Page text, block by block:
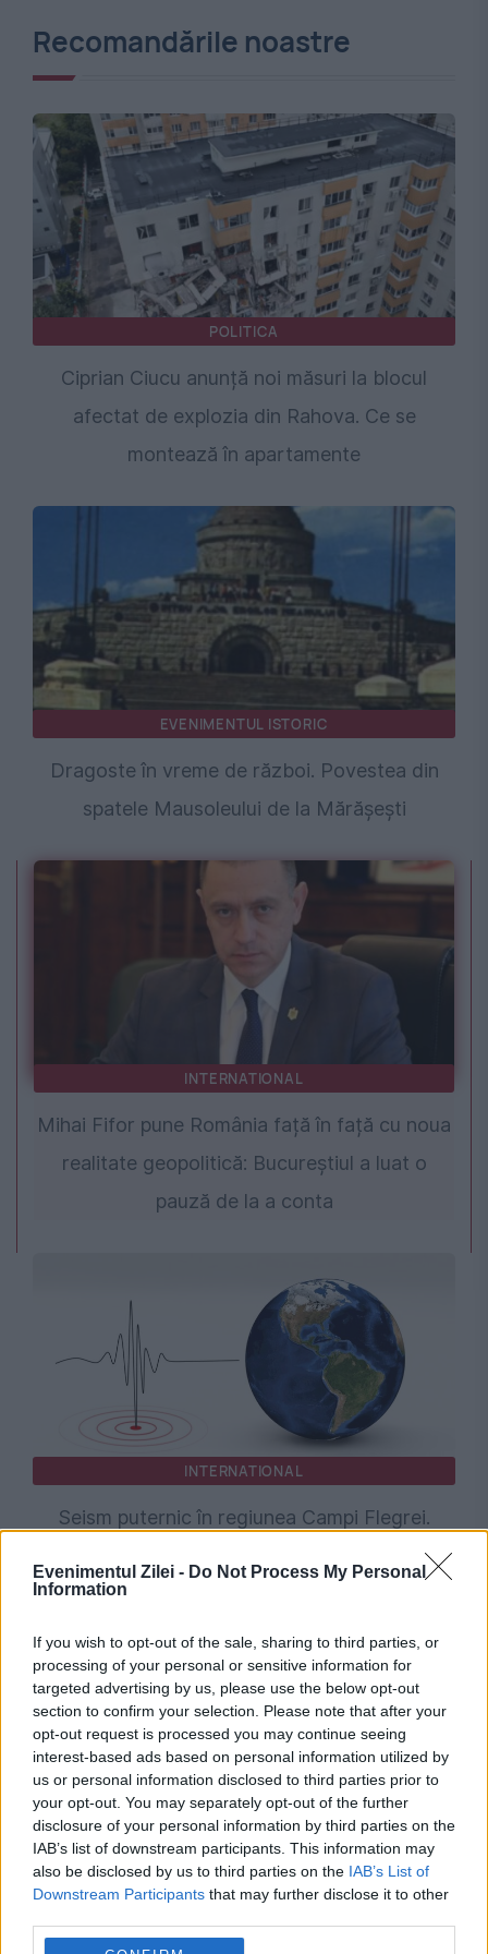
Evenimentul Zilei - Do Not Process My Personal
Information
If you wish to opt-out of the sale, sharing to third parties, or
processing of your personal or sensitive information for
targeted advertising by us, please use the below opt-out
section to confirm your selection. Please note that after your
opt-out request is processed you may continue seeing
interest-based ads based on personal information utilized by
us or personal information disclosed to third parties prior to
your opt-out. You may separately opt-out of the further
disclosure of your personal information by third parties on the
IAB’s list of downstream participants. This information may
also be disclosed by us to third parties on the IAB’s List of
Downstream Participants that may further disclose it to other
Recomandările noastre
POLITICA
Ciprian Ciucu anunță noi măsuri la blocul
afectat de explozia din Rahova. Ce se
montează în apartamente
EVENIMENTUL ISTORIC
Dragoste în vreme de război. Povestea din
spatele Mausoleului de la Mărășești
INTERNATIONAL
Mihai Fifor pune România față în față cu noua
realitate geopolitică: Bucureștiul a luat o
pauză de la a conta
INTERNATIONAL
Seism puternic în regiunea Campi Flegrei.
Pământul s-a zguduit din nou în apropiere de
INTERNATIONAL
Cutremur resimțit violent în Napoli. Pana de
curent a afectat mai multe cartiere